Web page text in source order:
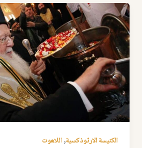
الكنيسة الارثوذكسية,اللاهوت